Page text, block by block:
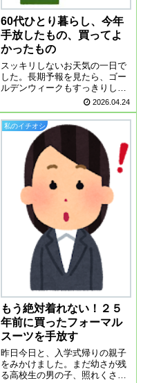
60代ひとり暮らし、今年
手放したもの、買ってよ
かったもの
スッキリしないお天気の一日で
した。長期予報を見たら、ゴー
ルデンウィークもすっきりしな
いお天気のようです。ホルムズ
海峡閉鎖も、まだまだ不透明、
早く解決してほしいです。一つ
買ったら一つ手放す先日、私に
とっては高価なフォーマルスー
ツを断捨離しまし...
2026.04.24
私のイチオシ
もう絶対着れない！２５
年前に買ったフォーマル
スーツを手放す
昨日今日と、入学式帰りの親子
をみかけました。まだ幼さが残
る高校生の男の子、照れくさそ